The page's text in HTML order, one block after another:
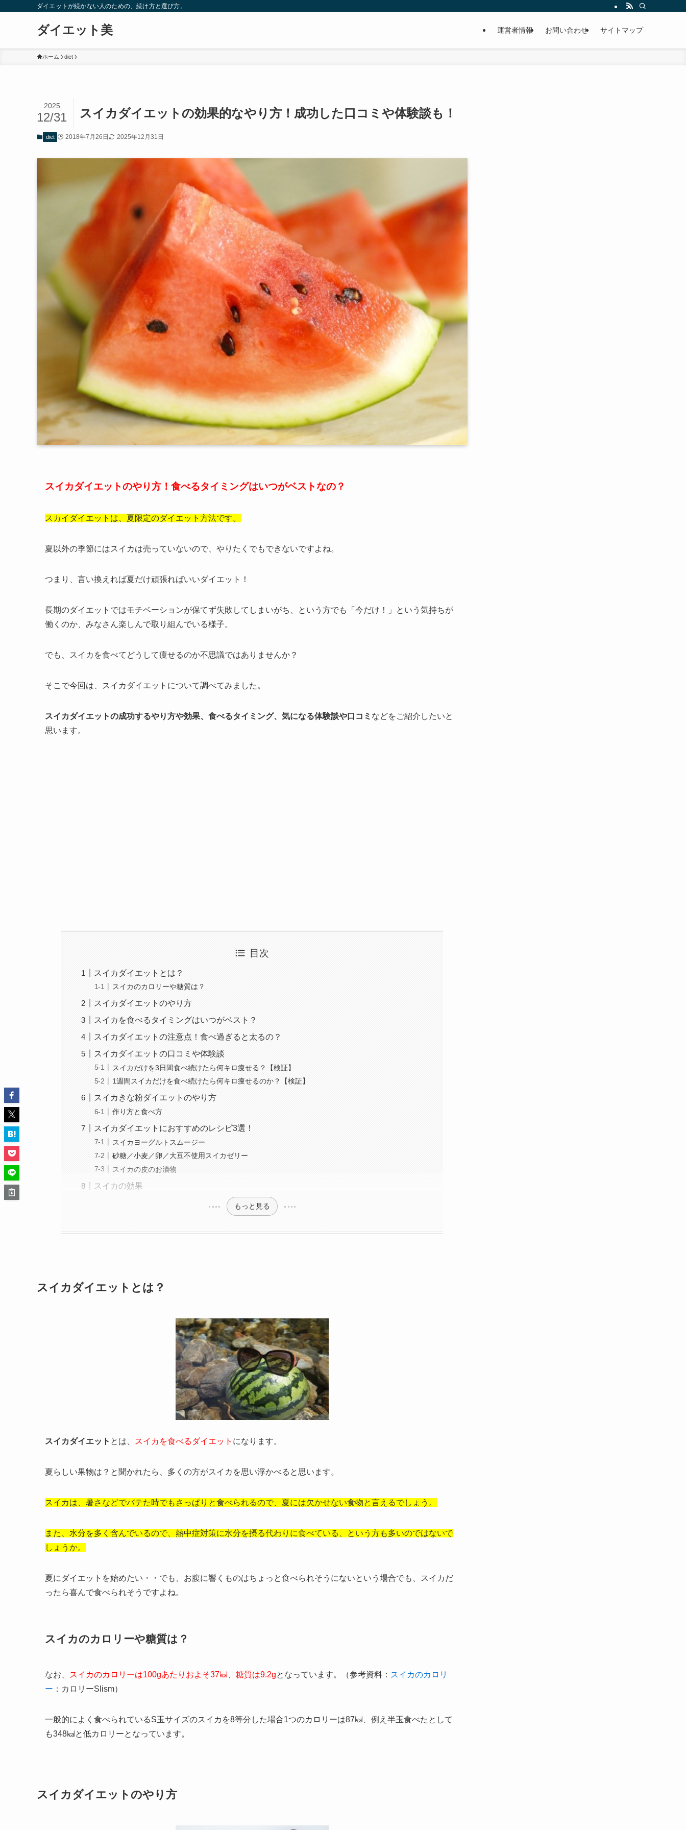
ダイエットが続かない人のための、続け方と選び方。
ダイエット美 運営者情報 お問い合わせ サイトマップ
ホーム diet
スイカダイエットの効果的なやり方！成功した口コミや体験談も！
2025
12/31
diet 2018年7月26日 2025年12月31日
スイカダイエットのやり方！食べるタイミングはいつがベストなの？
スカイダイエットは、夏限定のダイエット方法です。
夏以外の季節にはスイカは売っていないので、やりたくでもできないですよね。
つまり、言い換えれば夏だけ頑張ればいいダイエット！
長期のダイエットではモチベーションが保てず失敗してしまいがち、という方でも「今だけ！」という気持ちが
働くのか、みなさん楽しんで取り組んでいる様子。
でも、スイカを食べてどうして痩せるのか不思議ではありませんか？
そこで今回は、スイカダイエットについて調べてみました。
スイカダイエットの成功するやり方や効果、食べるタイミング、気になる体験談や口コミ などをご紹介したいと
思います。
目次
スイカダイエットとは？
スイカのカロリーや糖質は？
スイカダイエットのやり方
スイカを食べるタイミングはいつがベスト？
スイカダイエットの注意点！食べ過ぎると太るの？
スイカダイエットの口コミや体験談
スイカだけを3日間食べ続けたら何キロ痩せる？【検証】
1週間スイカだけを食べ続けたら何キロ痩せるのか？【検証】
スイカきな粉ダイエットのやり方
作り方と食べ方
スイカダイエットにおすすめのレシピ3選！
スイカヨーグルトスムージー
砂糖／小麦／卵／大豆不使用スイカゼリー
スイカの皮のお漬物
スイカの効果
もっと見る
スイカダイエットとは？
スイカダイエット とは、 スイカを食べるダイエット になります。
夏らしい果物は？と聞かれたら、多くの方がスイカを思い浮かべると思います。
スイカは、暑さなどでバテた時でもさっぱりと食べられるので、夏には欠かせない食物と言えるでしょう。
また、水分を多く含んでいるので、熱中症対策に水分を摂る代わりに食べている、という方も多いのではないで
しょうか。
夏にダイエットを始めたい・・でも、お腹に響くものはちょっと食べられそうにないという場合でも、スイカだ
ったら喜んで食べられそうですよね。
スイカのカロリーや糖質は？
なお、 スイカのカロリーは100gあたりおよそ37㎉、糖質は9.2gとなっています。（参考資料： スイカのカロリ
ー ：カロリーSlism）
一般的によく食べられているS玉サイズのスイカを8等分した場合1つのカロリーは87㎉、例え半玉食べたとして
も348㎉と低カロリーとなっています。
スイカダイエットのやり方